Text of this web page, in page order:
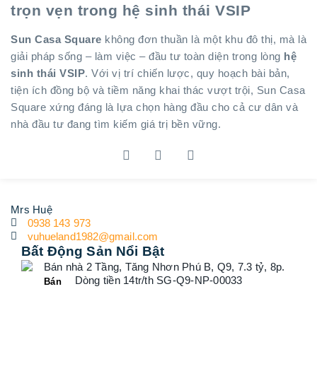
Mrs Huệ
0938 143 973
vuhueland1982@gmail.com
Bất Động Sản Nổi Bật
Bán
trọn vẹn trong hệ sinh thái VSIP
Sun Casa Square không đơn thuần là một khu đô thị, mà là
giải pháp sống – làm việc – đầu tư toàn diện trong lòng hệ
sinh thái VSIP. Với vị trí chiến lược, quy hoạch bài bản,
tiện ích đồng bộ và tiềm năng khai thác vượt trội, Sun Casa
Square xứng đáng là lựa chọn hàng đầu cho cả cư dân và
nhà đầu tư đang tìm kiếm giá trị bền vững.